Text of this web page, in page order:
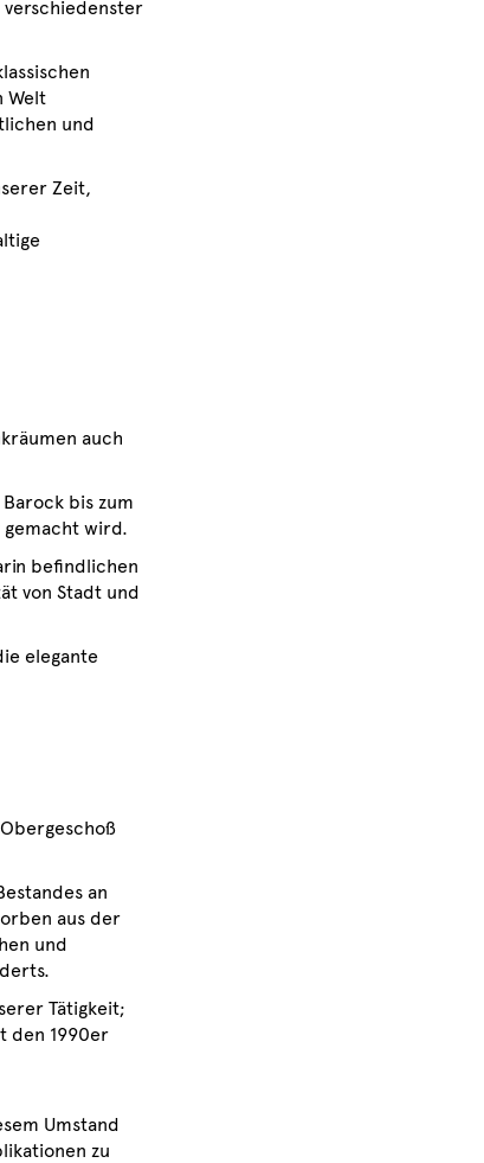
Welt
und
Zeit,
auch
bis zum
gemacht wird.
befindlichen
von Stadt und
elegante
an
aus der
und
Tätigkeit;
den 1990er
Umstand
zu